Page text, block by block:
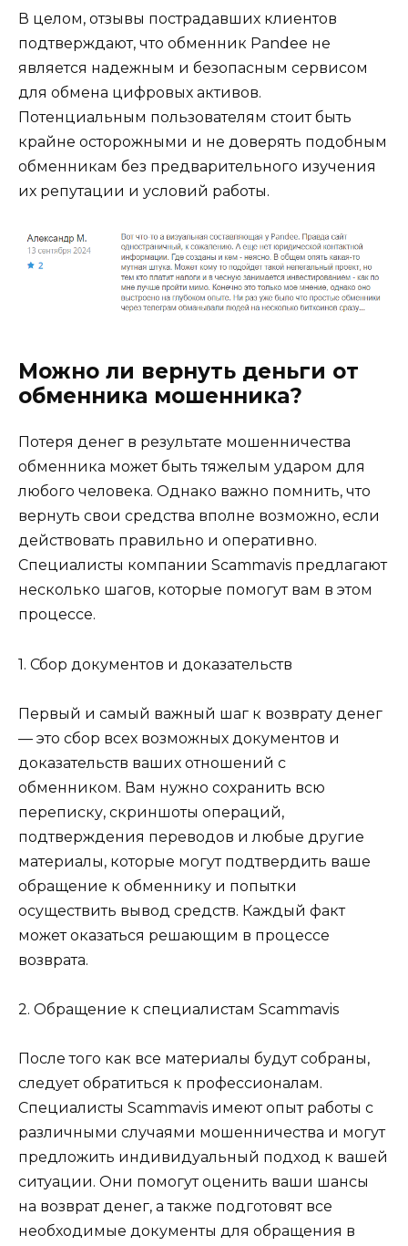
В целом, отзывы пострадавших клиентов
подтверждают, что обменник Pandee не
является надежным и безопасным сервисом
для обмена цифровых активов.
Потенциальным пользователям стоит быть
крайне осторожными и не доверять подобным
обменникам без предварительного изучения
их репутации и условий работы.
Можно ли вернуть деньги от
обменника мошенника?
Потеря денег в результате мошенничества
обменника может быть тяжелым ударом для
любого человека. Однако важно помнить, что
вернуть свои средства вполне возможно, если
действовать правильно и оперативно.
Специалисты компании Scammavis предлагают
несколько шагов, которые помогут вам в этом
процессе.
1. Сбор документов и доказательств
Первый и самый важный шаг к возврату денег
— это сбор всех возможных документов и
доказательств ваших отношений с
обменником. Вам нужно сохранить всю
переписку, скриншоты операций,
подтверждения переводов и любые другие
материалы, которые могут подтвердить ваше
обращение к обменнику и попытки
осуществить вывод средств. Каждый факт
может оказаться решающим в процессе
возврата.
2. Обращение к специалистам Scammavis
После того как все материалы будут собраны,
следует обратиться к профессионалам.
Специалисты Scammavis имеют опыт работы с
различными случаями мошенничества и могут
предложить индивидуальный подход к вашей
ситуации. Они помогут оценить ваши шансы
на возврат денег, а также подготовят все
необходимые документы для обращения в